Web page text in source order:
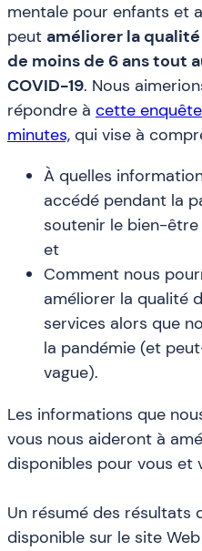
mentale pour enfants et
peut améliorer la
de moins de 6 ans tout
COVID-19. Nous
répondre à cette
minutes, qui vise à
À quelles
accédé pendant la
soutenir le bien-
et
Comment nous
améliorer la qualité
services alors que
la pandémie (et
vague).
Les informations que
vous nous aideront à
disponibles pour vous et
Un résumé des résultats
disponible sur le site Web